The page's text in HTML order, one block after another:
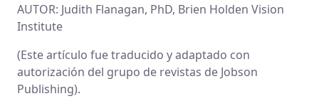
AUTOR: Judith Flanagan, PhD, Brien Holden Vision
Institute
(Este artículo fue traducido y adaptado con
autorización del grupo de revistas de Jobson
Publishing).